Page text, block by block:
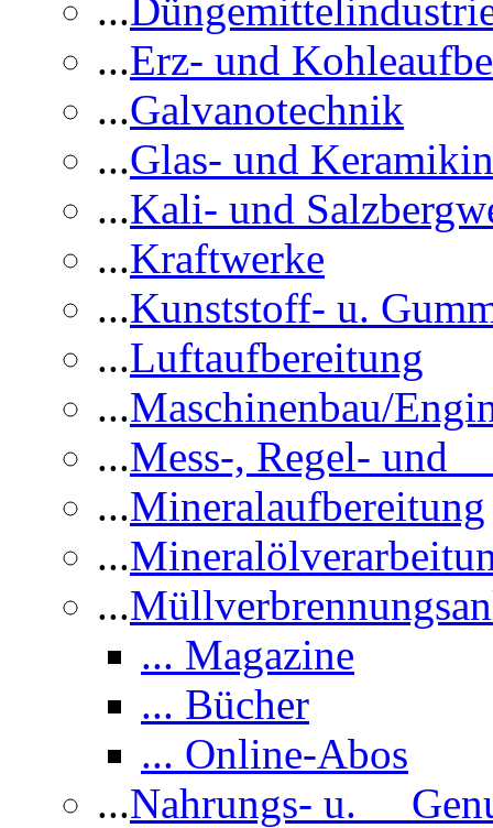
...
...Erz- und
...Galvanotechnik
...Glas- und
...Kali- und
...Kraftwerke
...Kunststoff- u.
...Luftaufbereitung
...Maschinenbau/
...Mess-, Regel- und
...Mineralaufbereitung
...
...
... Magazine
... Bücher
... Online-Abos
...Nahrungs- u.